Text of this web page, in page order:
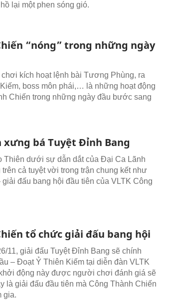
lại một phen sóng gió.
“nóng” trong những ngày
kích hoạt lệnh bài Tương Phùng, ra
boss môn phái,… là những hoạt động
Chiến trong những ngày đầu bước sang
xưng bá Tuyệt Đỉnh Bang
Thiên dưới sự dẫn dắt của Đại Ca Lãnh
cả tuyệt vời trong trận chung kết như
đấu bang hội đầu tiên của VLTK Công
tổ chức giải đấu bang hội
11, giải đấu Tuyệt Đỉnh Bang sẽ chính
– Đoạt Ỷ Thiên Kiếm tại diễn đàn VLTK
động này được người chơi đánh giá sẽ
là giải đấu đầu tiên mà Công Thành Chiến
gia.